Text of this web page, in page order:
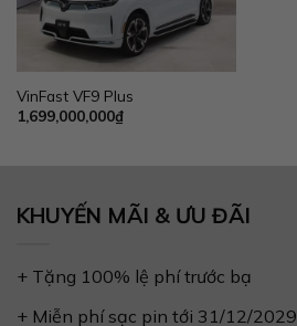
VinFast VF9 Plus
1,699,000,000₫
KHUYẾN MÃI & ƯU ĐÃI
+ Tặng 100% lệ phí trước bạ
+ Miễn phí sạc pin tới 31/12/2029